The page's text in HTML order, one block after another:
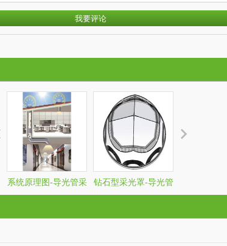
系统原理图-导光管采 钻石型采光罩-导光管